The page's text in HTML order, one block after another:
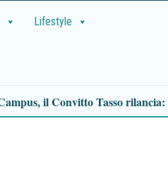
Lifestyle
13:01